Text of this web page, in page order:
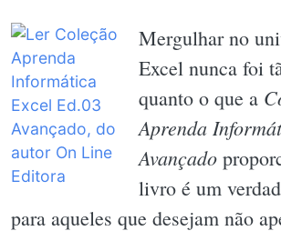
Mergulhar no
Excel nunca foi
quanto o que a
Aprenda
Avançado
livro é um
para aqueles que desejam não